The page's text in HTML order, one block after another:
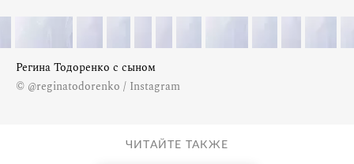
Регина Тодоренко с сыном
© @reginatodorenko / Instagram
ЧИТАЙТЕ ТАКЖЕ